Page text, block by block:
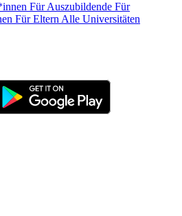
Für Auszubildende Für
Für Eltern Alle Universitäten